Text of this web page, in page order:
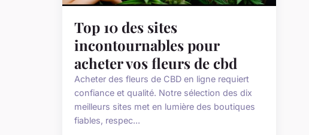
Top 10 des sites
incontournables pour
acheter vos fleurs de cbd
Acheter des fleurs de CBD en ligne requiert
confiance et qualité. Notre sélection des dix
meilleurs sites met en lumière des boutiques
fiables, respec...